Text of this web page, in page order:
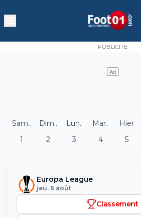
Sam..
1
Dim..
2
Lun..
3
Mar..
4
Hier
5
Europa League
jeu. 6 août
Classement